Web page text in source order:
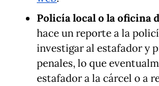
Policía local o la oficina
hace un reporte a la
investigar al estafador y
penales, lo que
estafador a la cárcel o a